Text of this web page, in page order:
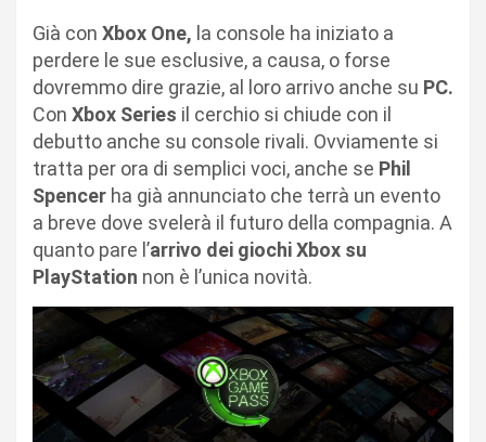
Già con Xbox One, la console ha iniziato a
perdere le sue esclusive, a causa, o forse
dovremmo dire grazie, al loro arrivo anche su PC.
Con Xbox Series il cerchio si chiude con il
debutto anche su console rivali. Ovviamente si
tratta per ora di semplici voci, anche se Phil
Spencer ha già annunciato che terrà un evento
a breve dove svelerà il futuro della compagnia. A
quanto pare l’arrivo dei giochi Xbox su
PlayStation non è l’unica novità.